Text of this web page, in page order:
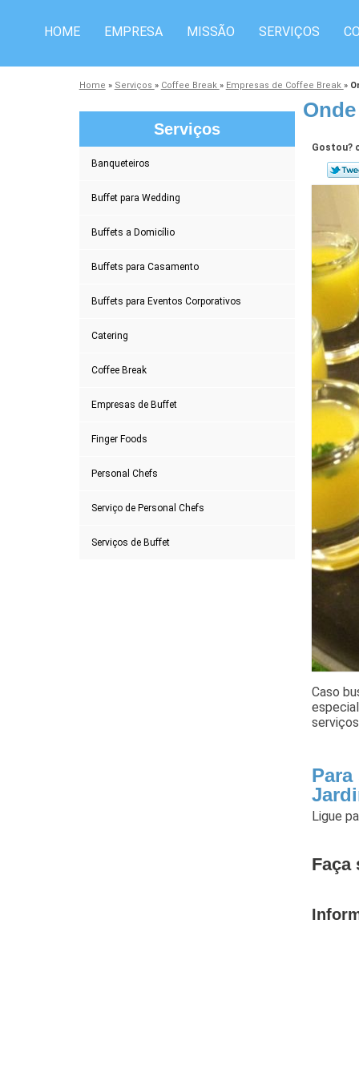
HOME EMPRESA MISSÃO SERVIÇOS
Home » Serviços » Coffee Break » Empresas de Coffee Break »
Serviços
Banqueteiros
Buffet para Wedding
Buffets a Domicílio
Buffets para Casamento
Buffets para Eventos Corporativos
Catering
Coffee Break
Empresas de Buffet
Finger Foods
Personal Chefs
Serviço de Personal Chefs
Serviços de Buffet
Gostou?
Caso
Ligue
Faça